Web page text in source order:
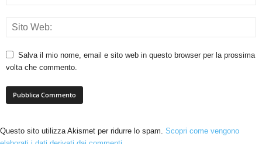
Salva il mio nome, email e sito web in questo browser per la prossima
volta che commento.
Questo sito utilizza Akismet per ridurre lo spam. Scopri come vengono